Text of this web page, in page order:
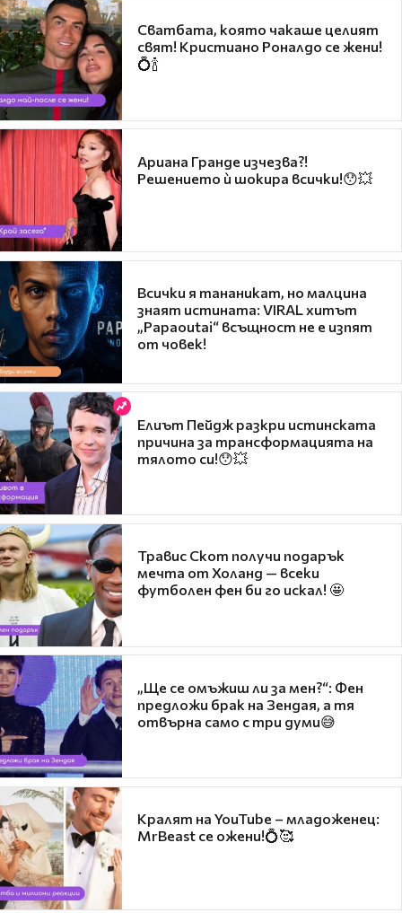
Сватбата, която чакаше целият
свят! Кристиано Роналдо се жени!
💍🍾
Ариана Гранде изчезва?!
Решението ѝ шокира всички!😯💥
Всички я тананикат, но малцина
знаят истината: VIRAL хитът
„Papaoutai“ всъщност не е изпят
от човек!
Елиът Пейдж разкри истинската
причина за трансформацията на
тялото си!😯💥
Травис Скот получи подарък
мечта от Холанд — всеки
футболен фен би го искал! 🤩
„Ще се омъжиш ли за мен?“: Фен
предложи брак на Зендая, а тя
отвърна само с три думи😅
Кралят на YouTube – младоженец:
MrBeast се ожени!💍🥰